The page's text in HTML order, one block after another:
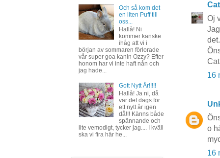
Oj
det.
16
o
16
Och så kom det
en liten Puff till
oss...
Hallå! Ni
kommer kanske
ihåg att vi i
början av sommaren förlorade
vår super goa kanin Ozzy? Efter
honom har vi inte haft nån och
jag hade...
Gott Nytt År!!!!!
Hallå! Ja ni, då
var det dags för
ett nytt år igen
då!!! Känns både
spännande och
lite vemodigt, tycker jag.... I kväll
ska vi fira här he...